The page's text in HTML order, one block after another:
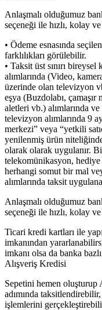
Anlaşmalı olduğumuz
seçeneği ile hızlı, kolay
• Ödeme esnasında
farklılıkları görülebilir.
• Taksit üst sınırı
alımlarında (Video,
üzerinde olan televizyon
eşya (Buzdolabı,
aletleri vb.) alımlarında
televizyon alımlarında 9
merkezi” veya “yetkili
yenilenmiş ürün
olarak olarak uygulanır.
telekomünikasyon,
herhangi somut bir mal
alımlarında taksit
Anlaşmalı olduğumuz
seçeneği ile hızlı, kolay
Ticari kredi kartları ile
imkanından
imkanı olsa da banka
Alışveriş Kredisi
Sepetini hemen oluşturup
adımında
işlemlerini